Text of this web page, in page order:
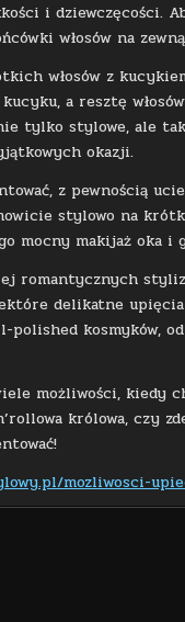
i dziewczęcości.
włosów na
włosów z
a resztę
tylko stylowe, ale
okazji.
z pewnością
stylowo na
mocny makijaż oka
romantycznych
delikatne
kosmyków,
możliwości,
królowa, czy
mozliwosci-